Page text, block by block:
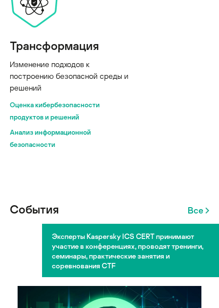
Трансформация
Изменение подходов к
построению безопасной среды и
решений
Оценка кибербезопасности
продуктов и решений
Анализ информационной
безопасности
События Все
Эксперты Kaspersky ICS CERT принимают
участие в конференциях, проводят тренинги,
семинары, практические занятия и
соревнования CTF